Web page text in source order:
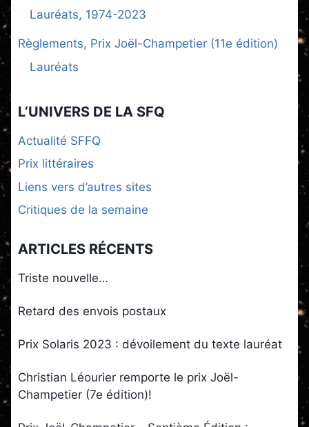
Lauréats, 1974-2023
Règlements, Prix Joël-Champetier (11e édition)
Lauréats
L’UNIVERS DE LA SFQ
Actualité SFFQ
Prix littéraires
Liens vers d’autres sites
Critiques de la semaine
ARTICLES RÉCENTS
Triste nouvelle…
Retard des envois postaux
Prix Solaris 2023 : dévoilement du texte lauréat
Christian Léourier remporte le prix Joël-
Champetier (7e édition)!